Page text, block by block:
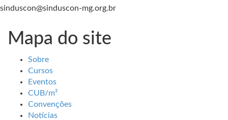
sinduscon@sinduscon-mg.org.br
Mapa do site
Sobre
Cursos
Eventos
CUB/m²
Convenções
Notícias